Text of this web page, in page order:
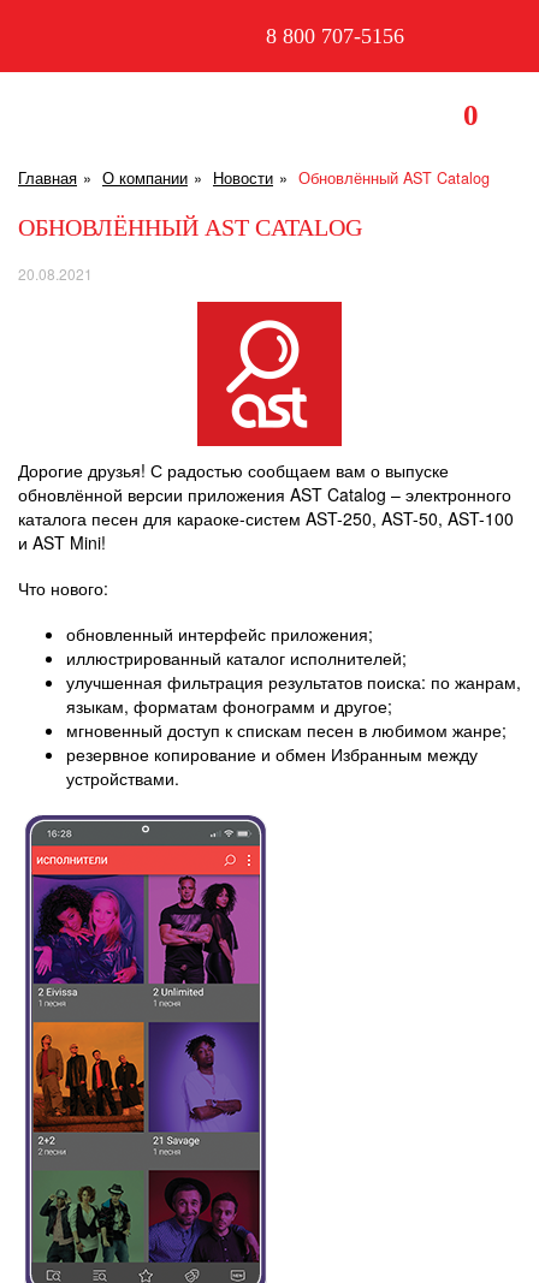
8 800 707-5156
0
Главная О компании Новости Обновлённый AST Catalog
ОБНОВЛЁННЫЙ AST CATALOG
20.08.2021
Дорогие друзья! С радостью сообщаем вам о выпуске
обновлённой версии приложения AST Catalog – электронного
каталога песен для караоке-систем AST-250, AST-50, AST-100
и AST Mini!
Что нового:
обновленный интерфейс приложения;
иллюстрированный каталог исполнителей;
улучшенная фильтрация результатов поиска: по жанрам,
языкам, форматам фонограмм и другое;
мгновенный доступ к спискам песен в любимом жанре;
резервное копирование и обмен Избранным между
устройствами.